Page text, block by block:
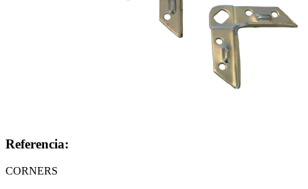
Referencia:
CORNERS